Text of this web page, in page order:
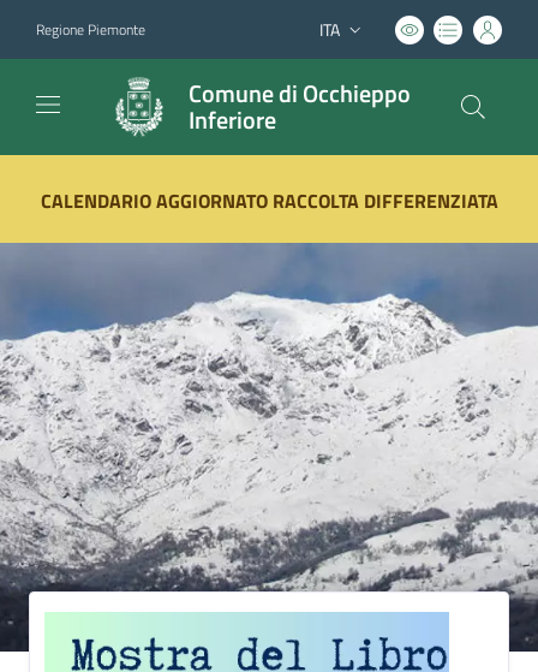
Regione Piemonte Lingua attiva:
ITA
Comune di Occhieppo
Inferiore
CALENDARIO AGGIORNATO RACCOLTA DIFFERENZIATA